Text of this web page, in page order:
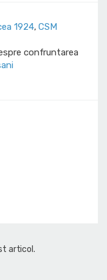
1924,CSM
confruntarea
articol.